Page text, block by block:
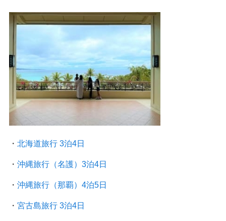
・ 北海道旅行 3泊4日
・ 沖縄旅行（名護）3泊4日
・ 沖縄旅行（那覇）4泊5日
・ 宮古島旅行 3泊4日